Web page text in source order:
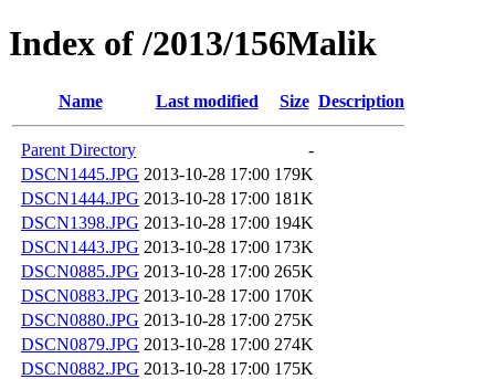
Index of /2013/156Malik
Name Last modified Size Description
Parent Directory
-
DSCN1445.JPG 2013-10-28 17:00 179K
DSCN1444.JPG 2013-10-28 17:00 181K
DSCN1398.JPG 2013-10-28 17:00 194K
DSCN1443.JPG 2013-10-28 17:00 173K
DSCN0885.JPG 2013-10-28 17:00 265K
DSCN0883.JPG 2013-10-28 17:00 170K
DSCN0880.JPG 2013-10-28 17:00 275K
DSCN0879.JPG 2013-10-28 17:00 274K
DSCN0882.JPG 2013-10-28 17:00 175K